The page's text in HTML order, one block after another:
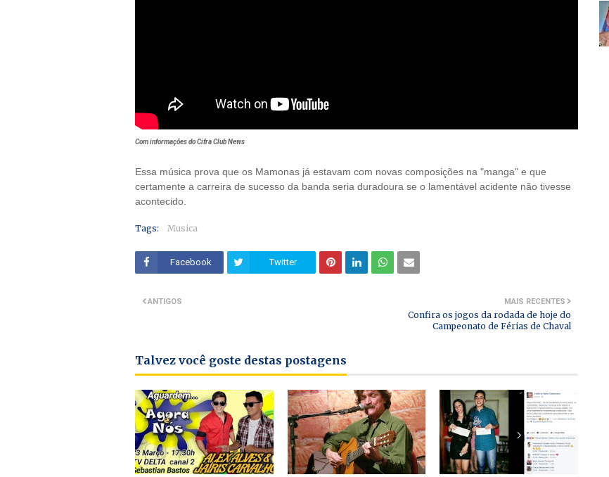
Com informações do Cifra Club News
Essa música prova que os Mamonas já estavam com novas composições na "manga" e que
certamente a carreira de sucesso da banda seria duradoura se o lamentável acidente não tivesse
acontecido.
Tags: Musica
Facebook Twitter
MAIS RECENTES
Confira os jogos da rodada de hoje do
Campeonato de Férias de Chaval
ANTIGOS
Talvez você goste destas postagens